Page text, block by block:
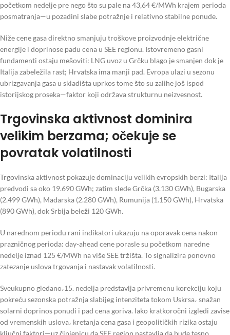
početkom nedelje pre nego što su pale na 43,64 €/MWh krajem perioda
posmatranja—u pozadini slabe potražnje i relativno stabilne ponude.
Niže cene gasa direktno smanjuju troškove proizvodnje električne
energije i doprinose padu cena u SEE regionu. Istovremeno gasni
fundamenti ostaju mešoviti: LNG uvoz u Grčku blago je smanjen dok je
Italija zabeležila rast; Hrvatska ima manji pad. Evropa ulazi u sezonu
ubrizgavanja gasa u skladišta uprkos tome što su zalihe još ispod
istorijskog proseka—faktor koji održava strukturnu neizvesnost.
Trgovinska aktivnost dominira
velikim berzama; očekuje se
povratak volatilnosti
Trgovinska aktivnost pokazuje dominaciju velikih evropskih berzi: Italija
predvodi sa oko 19.690 GWh; zatim slede Grčka (3.130 GWh), Bugarska
(2.499 GWh), Mađarska (2.280 GWh), Rumunija (1.150 GWh), Hrvatska
(890 GWh), dok Srbija beleži 120 GWh.
U narednom periodu rani indikatori ukazuju na oporavak cena nakon
prazničnog perioda: day-ahead cene porasle su početkom naredne
nedelje iznad 125 €/MWh na više SEE tržišta. To signalizira ponovno
zatezanje uslova trgovanja i nastavak volatilnosti.
Sveukupno gledano،15. nedelja predstavlja privremenu korekciju koju
pokreću sezonska potražnja slabijeg intenziteta tokom Uskrsa، snažan
solarni doprinos ponudi i pad cena goriva. Iako kratkoročni izgledi zavise
od vremenskih uslova، kretanja cena gasa i geopolitičkih rizika ostaju